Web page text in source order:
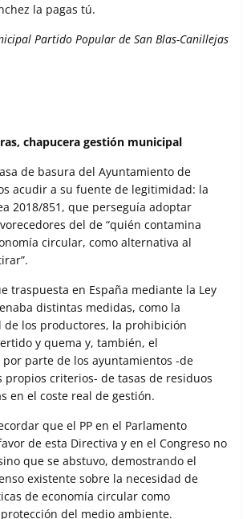
la pagas tú.
Partido Popular de San Blas-Canillejas
chapucera gestión municipal
de basura del Ayuntamiento de
acudir a su fuente de legitimidad: la
2018/851, que perseguía adoptar
del de “quién contamina
circular, como alternativa al
traspuesta en España mediante la Ley
distintas medidas, como la
de los productores, la prohibición
y quema y, también, el
parte de los ayuntamientos -de
propios criterios- de tasas de residuos
en el coste real de gestión.
que el PP en el Parlamento
de esta Directiva y en el Congreso no
que se abstuvo, demostrando el
existente sobre la necesidad de
de economía circular como
del medio ambiente.